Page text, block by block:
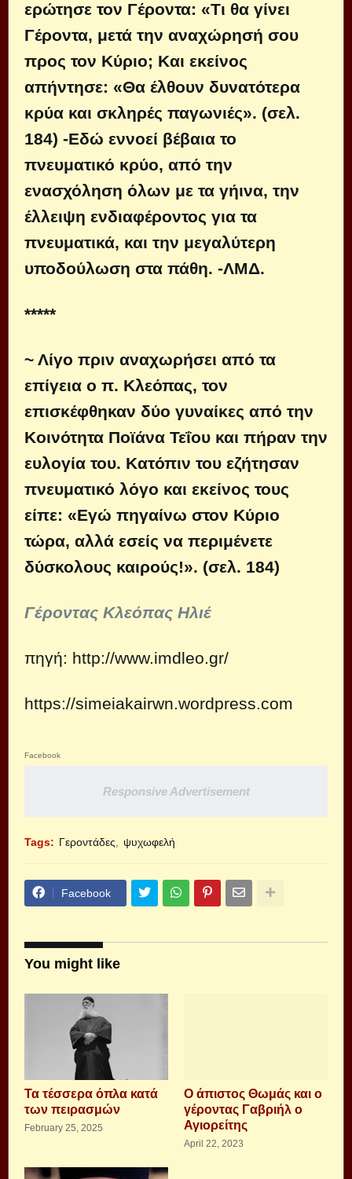
ερώτησε τον Γέροντα: «Τι θα γίνει
Γέροντα, μετά την αναχώρησή σου
προς τον Κύριο; Και εκείνος
απήντησε: «Θα έλθουν δυνατότερα
κρύα και σκληρές παγωνιές». (σελ.
184) -Εδώ εννοεί βέβαια το
πνευματικό κρύο, από την
ενασχόληση όλων με τα γήινα, την
έλλειψη ενδιαφέροντος για τα
πνευματικά, και την μεγαλύτερη
υποδούλωση στα πάθη. -ΛΜΔ.
*****
~ Λίγο πριν αναχωρήσει από τα
επίγεια ο π. Κλεόπας, τον
επισκέφθηκαν δύο γυναίκες από την
Κοινότητα Ποϊάνα Τεΐου και πήραν την
ευλογία του. Κατόπιν του εζήτησαν
πνευματικό λόγο και εκείνος τους
είπε: «Εγώ πηγαίνω στον Κύριο
τώρα, αλλά εσείς να περιμένετε
δύσκολους καιρούς!». (σελ. 184)
Γέροντας Κλεόπας Ηλιέ
πηγή: http://www.imdleo.gr/
https://simeiakairwn.wordpress.com
Facebook
Responsive Advertisement
Tags: Γεροντάδες ψυχωφελή
Facebook
You might like
Τα τέσσερα όπλα κατά
των πειρασμών
February 25, 2025
Ο άπιστος Θωμάς και ο
γέροντας Γαβριήλ ο
Αγιορείτης
April 22, 2023